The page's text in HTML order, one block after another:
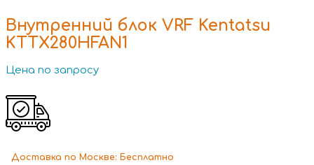
Внутренний блок VRF Kentatsu
KTTX280HFAN1
Цена по запросу
Доставка по Москве: Бесплатно